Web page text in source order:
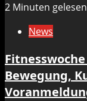
2 Minuten gelesen
News
Bewegung,